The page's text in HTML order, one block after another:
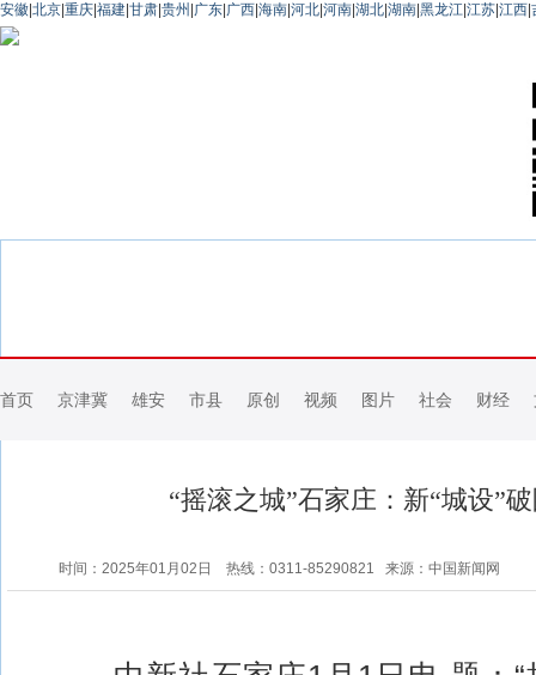
安徽 北京 重庆 福建 甘肃 贵州 广东 广西 海南 河北 河南 湖北 湖南 黑龙江 江苏 江西
首页 京津冀 雄安 市县 原创 视频 图片 社会 财经
“摇滚之城”石家庄：新“城设”
时间：2025年01月02日 热线：0311-85290821 来源：中国新闻网